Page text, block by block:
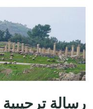
رسالة ترحيبية